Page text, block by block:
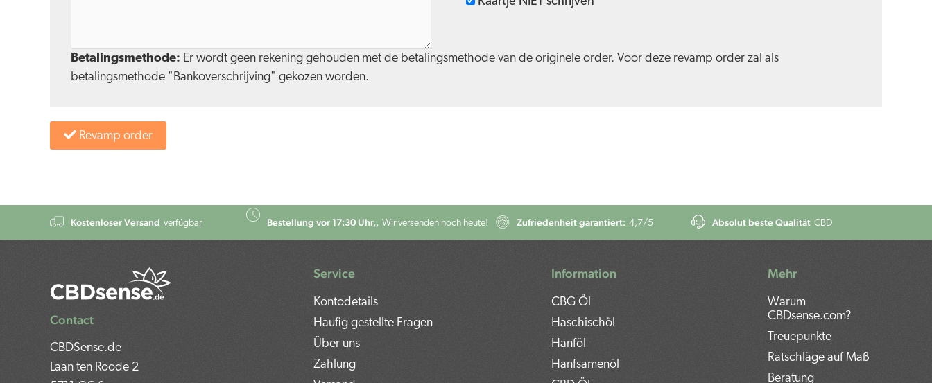
Betalingsmethode: Er wordt geen rekening gehouden met de betalingsmethode van de originele order. Voor deze revamp order zal als
betalingsmethode "Bankoverschrijving" gekozen worden.
Revamp order
Kostenloser Versand verfügbar Bestellung vor 17:30 Uhr,, Wir versenden noch heute! Zufriedenheit garantiert: 4,7/5 Absolut beste Qualität CBD
Contact
CBDSense.de
Laan ten Roode 2
Service
Kontodetails
Haufig gestellte Fragen
Über uns
Zahlung
Information
CBG Öl
Haschischöl
Hanföl
Hanfsamenöl
Mehr
Warum
CBDsense.com?
Treuepunkte
Ratschläge auf Maß
Beratung